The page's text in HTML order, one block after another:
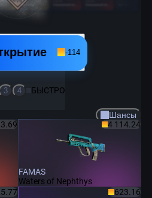
3 4
-114
БЫСТРО
Шансы
4 114.24
FAMAS
Waters of Nephthys
623.16